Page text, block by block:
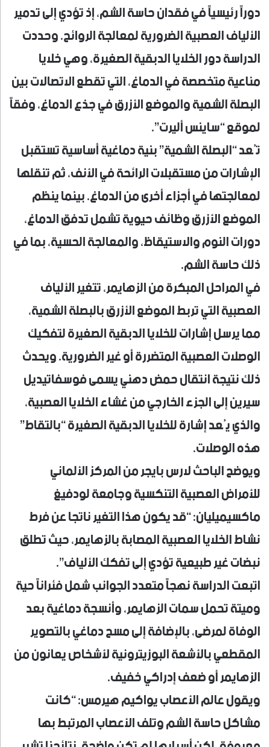
دوراً رئيسياً في فقدان حاسة الشم، إذ تؤدي إلى تدمير
الألياف العصبية الضرورية لمعالجة الروائح. وحددت
الدراسة دور الخلايا الدبقية الصغيرة، وهي خلايا
مناعية متخصصة في الدماغ، التي تقطع الاتصالات بين
البصلة الشمية والموضع الأزرق في جذع الدماغ، وفقاً
لموقع “ساينس أليرت”.
تُعد “البصلة الشمية” بنية دماغية أساسية تستقبل
الإشارات من مستقبلات الرائحة في الأنف، ثم تنقلها
لمعالجتها في أجزاء أخرى من الدماغ. بينما ينظم
الموضع الأزرق وظائف حيوية تشمل تدفق الدماغ،
دورات النوم والاستيقاظ، والمعالجة الحسية، بما في
ذلك حاسة الشم.
في المراحل المبكرة من الزهايمر، تتغير الألياف
العصبية التي تربط الموضع الأزرق بالبصلة الشمية،
مما يرسل إشارات للخلايا الدبقية الصغيرة لتفكيك
الوصلات العصبية المتضررة أو غير الضرورية. ويحدث
ذلك نتيجة انتقال حمض دهني يسمى فوسفاتيديل
سيرين إلى الجزء الخارجي من غشاء الخلايا العصبية،
والذي يُعد إشارة للخلايا الدبقية الصغيرة “بالتقاط”
هذه الوصلات.
ويوضح الباحث لارس بايجر من المركز الألماني
للأمراض العصبية التنكسية وجامعة لودفيغ
ماكسيميليان: “قد يكون هذا التغير ناتجا عن فرط
نشاط الخلايا العصبية المصابة بالزهايمر، حيث تطلق
نبضات غير طبيعية تؤدي إلى تفكك الألياف”.
اتبعت الدراسة نهجاً متعدد الجوانب شمل فئراناً حية
وميتة تحمل سمات الزهايمر، وأنسجة دماغية بعد
الوفاة لمرضى، بالإضافة إلى مسح دماغي بالتصوير
المقطعي بالأشعة البوزيترونية لأشخاص يعانون من
الزهايمر أو ضعف إدراكي خفيف.
ويقول عالم الأعصاب يواكيم هيرمس: “كانت
مشاكل حاسة الشم وتلف الأعصاب المرتبط بها